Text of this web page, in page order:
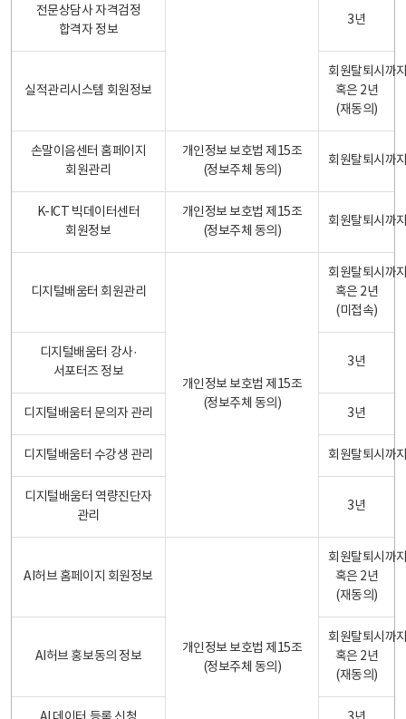
전문상담사 자격검정
합격자 정보
3년
실적관리시스템 회원정보
회원탈퇴시까
혹은 2년
(재동의)
손말이음센터 홈페이지
회원관리
개인정보 보호법 제15조
(정보주체 동의)
회원탈퇴시까
K-ICT 빅데이터센터
회원정보
개인정보 보호법 제15조
(정보주체 동의)
회원탈퇴시까
디지털배움터 회원관리
개인정보 보호법 제15조
(정보주체 동의)
회원탈퇴시까
혹은 2년
(미접속)
디지털배움터 강사·
서포터즈 정보
3년
디지털배움터 문의자 관리 3년
디지털배움터 수강생 관리 회원탈퇴시까
디지털배움터 역량진단자
관리
3년
AI허브 홈페이지 회원정보
개인정보 보호법 제15조
(정보주체 동의)
회원탈퇴시까
혹은 2년
(재동의)
AI허브 홍보동의 정보
회원탈퇴시까
혹은 2년
(재동의)